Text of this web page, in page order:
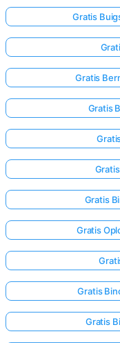
Gratis
Gratis
Gratis
Gratis
Gratis
Gratis
Gratis